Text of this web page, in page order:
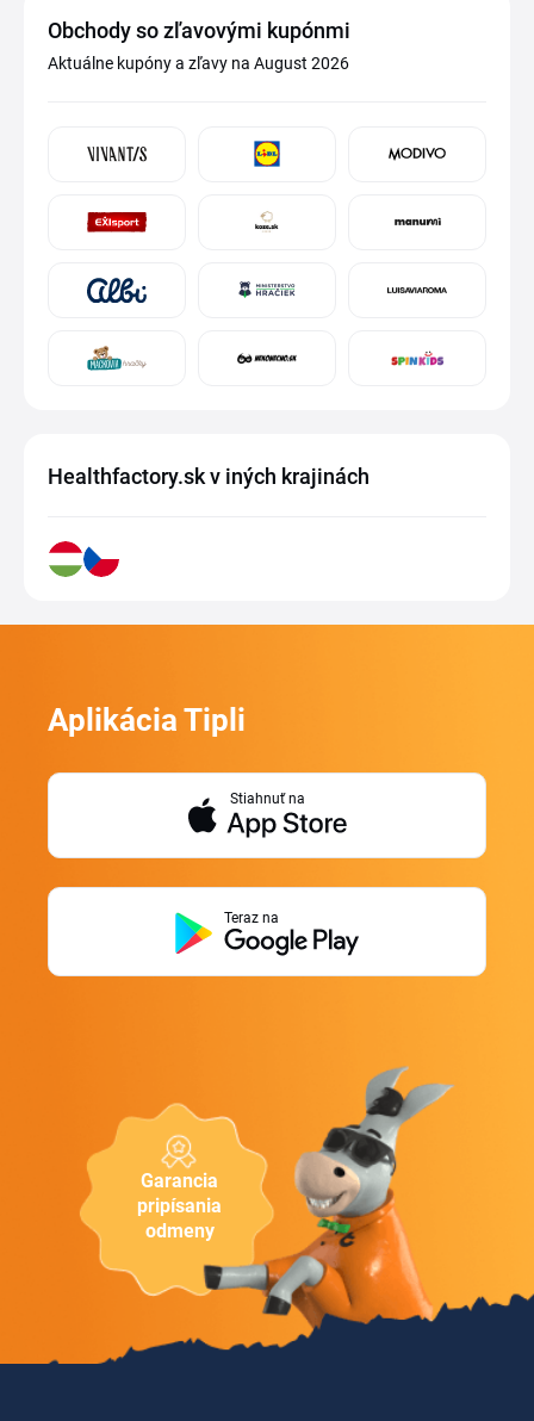
Obchody so zľavovými kupónmi
Aktuálne kupóny a zľavy na August 2026
Healthfactory.sk v iných krajinách
Garancia
pripísania
odmeny
Aplikácia Tipli
Stiahnuť na
Teraz na